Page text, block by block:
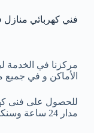
فني كهربائي
مركزنا في الخدمة
الأماكن و في
للحصول على فنى
مدار 24 ساعة وسنكون عندك في البيت.